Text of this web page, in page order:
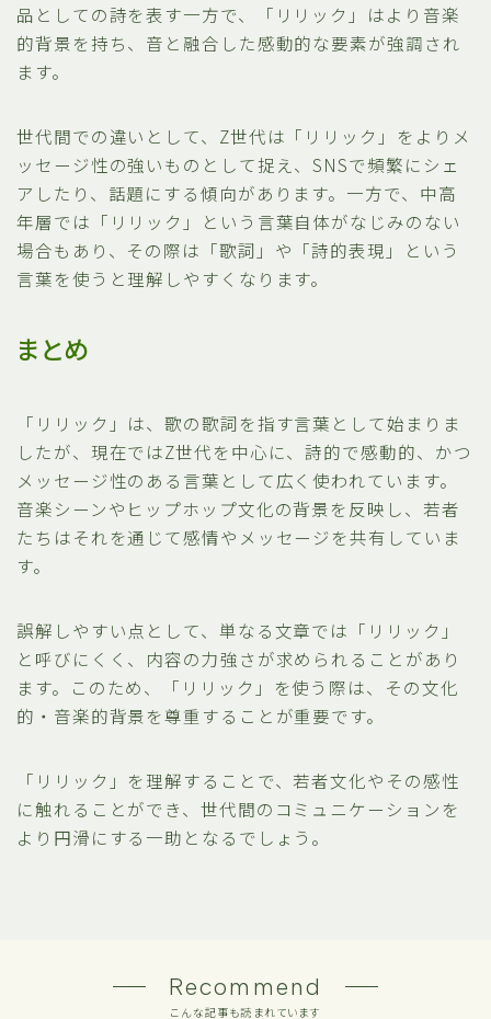
品としての詩を表す一方で、「リリック」はより音楽
的背景を持ち、音と融合した感動的な要素が強調され
ます。
世代間での違いとして、Z世代は「リリック」をよりメ
ッセージ性の強いものとして捉え、SNSで頻繁にシェ
アしたり、話題にする傾向があります。一方で、中高
年層では「リリック」という言葉自体がなじみのない
場合もあり、その際は「歌詞」や「詩的表現」という
言葉を使うと理解しやすくなります。
まとめ
「リリック」は、歌の歌詞を指す言葉として始まりま
したが、現在ではZ世代を中心に、詩的で感動的、かつ
メッセージ性のある言葉として広く使われています。
音楽シーンやヒップホップ文化の背景を反映し、若者
たちはそれを通じて感情やメッセージを共有していま
す。
誤解しやすい点として、単なる文章では「リリック」
と呼びにくく、内容の力強さが求められることがあり
ます。このため、「リリック」を使う際は、その文化
的・音楽的背景を尊重することが重要です。
「リリック」を理解することで、若者文化やその感性
に触れることができ、世代間のコミュニケーションを
より円滑にする一助となるでしょう。
Recommend
こんな記事も読まれています